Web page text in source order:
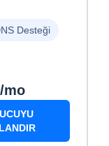
Desteği
mo